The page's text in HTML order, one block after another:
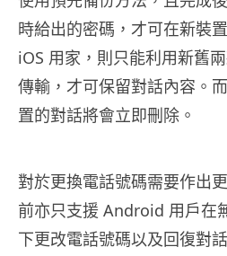
時給出的密碼，才可在新裝
iOS 用家，則只能利用新舊
傳輸，才可保留對話內容。
置的對話將會立即刪除。
對於更換電話號碼需要作出
前亦只支援 Android 用戶在
下更改電話號碼以及回復對